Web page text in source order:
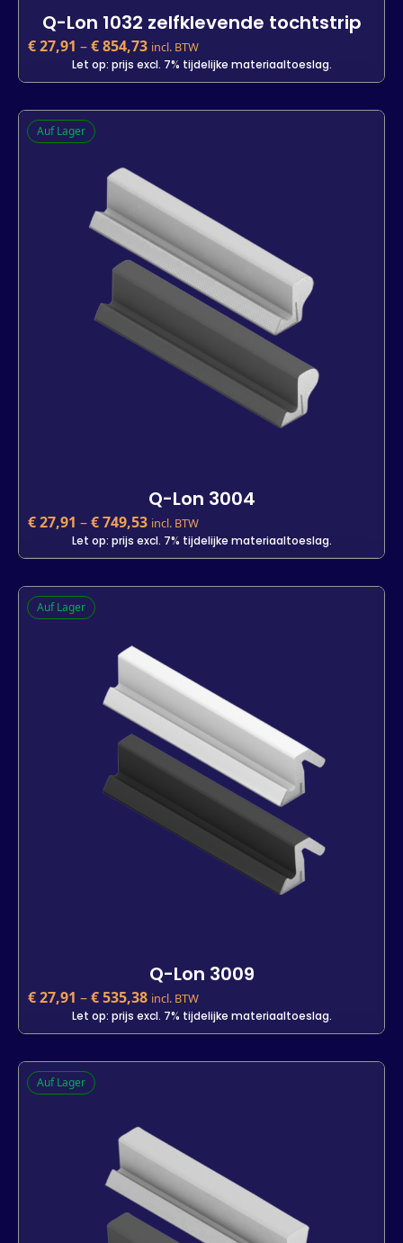
Q-Lon 1032 zelfklevende tochtstrip
€27,91 –€854,73 incl. BTW
Let op: prijs excl. 7% tijdelijke materiaaltoeslag.
Q-Lon 1032 zelfklevende tochtstrip
€27,91 incl. BTW
25 m 500 m
- +
In den Warenkorb
Auf Lager
Q-Lon 3004
€27,91 –€749,53 incl. BTW
Let op: prijs excl. 7% tijdelijke materiaaltoeslag.
Q-Lon 3004
€27,91 incl. BTW
25 m 7 m 700 m
- +
In den Warenkorb
Auf Lager
Q-Lon 3009
€27,91 –€535,38 incl. BTW
Let op: prijs excl. 7% tijdelijke materiaaltoeslag.
Q-Lon 3009
€27,91 incl. BTW
25 m 500 m
- +
Auf Lager